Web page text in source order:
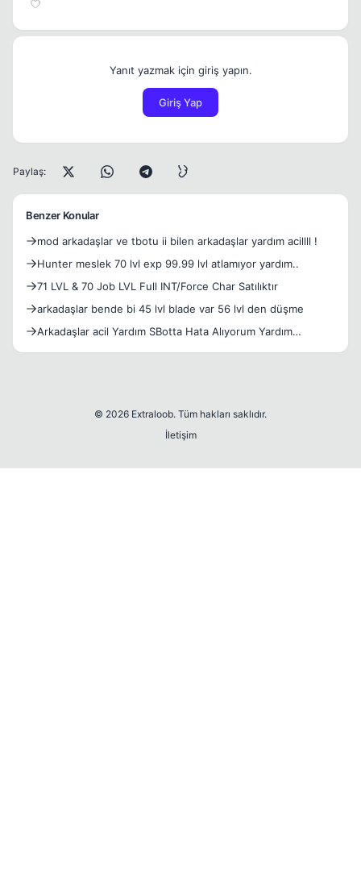
Yanıt yazmak için giriş yapın.
Giriş Yap
Paylaş:
Benzer Konular
mod arkadaşlar ve tbotu ii bilen arkadaşlar yardım acillll !
Hunter meslek 70 lvl exp 99.99 lvl atlamıyor yardım..
71 LVL & 70 Job LVL Full INT/Force Char Satılıktır
arkadaşlar bende bi 45 lvl blade var 56 lvl den düşme
Arkadaşlar acil Yardım SBotta Hata Alıyorum Yardım
© 2026 Extraloob. Tüm hakları saklıdır.
İletişim